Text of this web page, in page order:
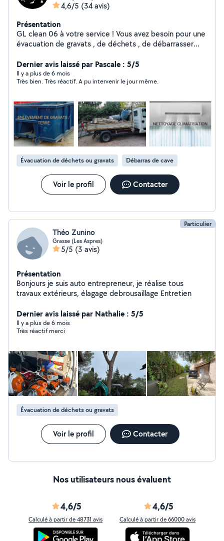
4,6/5 (34 avis)
Présentation
GL clean 06 à votre service ! Vous avez besoin pour une
évacuation de gravats , de déchets , de débarrasser
ect.... n'hésitez pas contactez moi !
Dernier avis laissé par Pascale : 5/5
Il y a plus de 6 mois
Très bien. Très réactif. A pu intervenir le jour même.
Évacuation de déchets ou gravats Débarras de cave
Voir le profil Contacter
Particulier
Théo Zunino
Grasse (Les Aspres)
5/5 (3 avis)
Présentation
Bonjours je suis auto entrepreneur, je réalise tous
travaux extérieurs, élagage debrousaillage Entretien
Dernier avis laissé par Nathalie : 5/5
Il y a plus de 6 mois
Très réactif merci
Évacuation de déchets ou gravats
Voir le profil Contacter
Nos utilisateurs nous évaluent
4,6/5
Calculé à partir de 48731 avis
4,6/5
Calculé à partir de 66000 avis